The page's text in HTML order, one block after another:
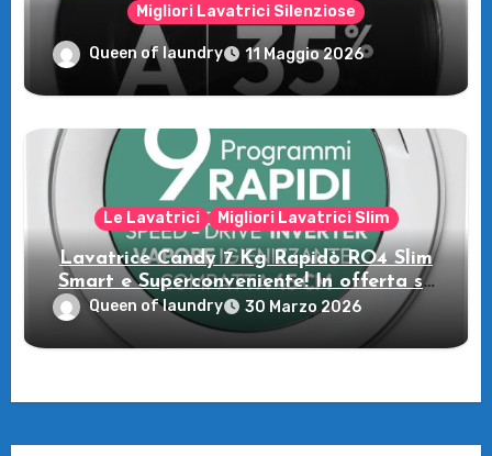
Migliori Lavatrici Silenziose
Recensione della Lavatrice Candy
MultiWash: Innovazione e flessibilità a
casa tua!
Queen of laundry 11 Maggio 2026
Le Lavatrici Migliori Lavatrici Slim
Lavatrice Candy 7 Kg Rapidò RO4 Slim
Smart e Superconveniente! In offerta su
Amazon
Queen of laundry 30 Marzo 2026